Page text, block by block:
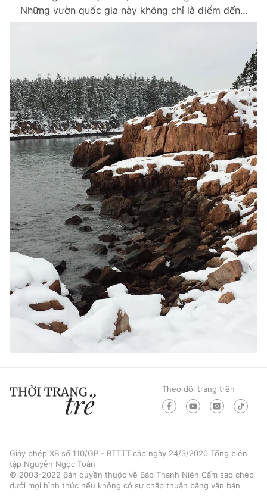
Những vườn quốc gia này không chỉ là điểm đến...
Theo dõi trang trên
Giấy phép XB số 110/GP - BTTTT cấp ngày 24/3/2020 Tổng biên
tập Nguyễn Ngọc Toàn
© 2003-2022 Bản quyền thuộc về Báo Thanh Niên Cấm sao chép
dưới mọi hình thức nếu không có sự chấp thuận bằng văn bản